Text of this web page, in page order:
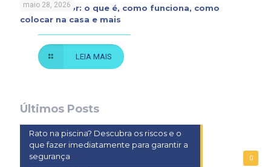
maio 28, 2026
Sauna indoor: o que é, como funciona, como
colocar na casa e mais
LEIA MAIS
Últimos Posts
0
Rato na piscina? Descubra os riscos e o
que fazer imediatamente para garantir a
segurança